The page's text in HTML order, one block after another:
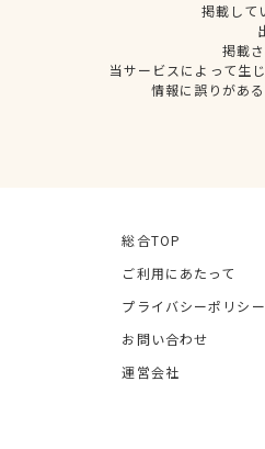
掲載して
掲載
当サービスによって生
情報に誤りがあ
総合TOP
ご利用にあたって
プライバシーポリシー
お問い合わせ
運営会社